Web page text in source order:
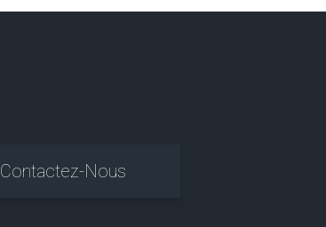
Contactez-Nous